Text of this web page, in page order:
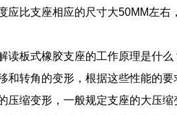
应比支座相应的尺寸大50MM左
读板式橡胶支座的工作原理是什
和转角的变形，根据这些性能的
压缩变形，一般规定支座的大压